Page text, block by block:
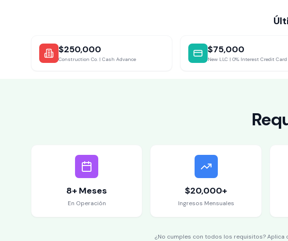
$250,000
Construction Co. | Cash Advance
$75,000
New LLC | 0% Interest Credit Card
8+ Meses
En Operación
$20,000+
Ingresos Mensuales
¿No cumples con todos los requisitos?